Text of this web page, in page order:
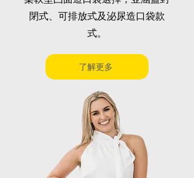
閉式、可排放式及泌尿造口袋款
式。
了解更多